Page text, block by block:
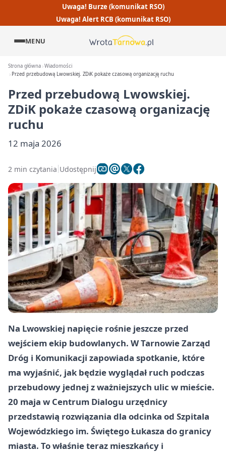
Uwaga! Burze (komunikat RSO)
Uwaga! Alert RCB (komunikat RSO)
MENU
Strona główna Wiadomości
Przed przebudową Lwowskiej. ZDiK pokaże czasową organizację ruchu
Przed przebudową Lwowskiej.
ZDiK pokaże czasową organizację
ruchu
12 maja 2026
2 min czytania Udostępnij
Na Lwowskiej napięcie rośnie jeszcze przed
wejściem ekip budowlanych. W Tarnowie Zarząd
Dróg i Komunikacji zapowiada spotkanie, które
ma wyjaśnić, jak będzie wyglądał ruch podczas
przebudowy jednej z ważniejszych ulic w mieście.
20 maja w Centrum Dialogu urzędnicy
przedstawią rozwiązania dla odcinka od Szpitala
Wojewódzkiego im. Świętego Łukasza do granicy
miasta. To właśnie teraz mieszkańcy i